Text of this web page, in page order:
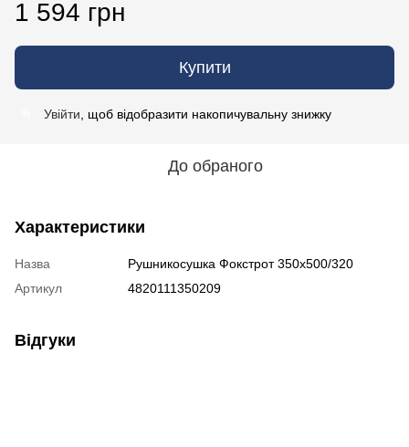
1 594 грн
Купити
Увійти , щоб відобразити накопичувальну знижку
До обраного
Характеристики
Назва
Рушникосушка Фокстрот 350х500/320
Артикул
4820111350209
Відгуки